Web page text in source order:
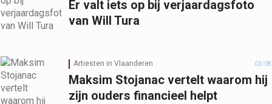
Er valt iets op bij verjaardagsfoto
van Will Tura
Artiesten in Vlaanderen 03/08
Maksim Stojanac vertelt waarom hij
zijn ouders financieel helpt